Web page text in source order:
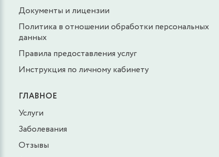
Документы и лицензии
Политика в отношении обработки персональных
данных
Правила предоставления услуг
Инструкция по личному кабинету
ГЛАВНОЕ
Услуги
Заболевания
Отзывы